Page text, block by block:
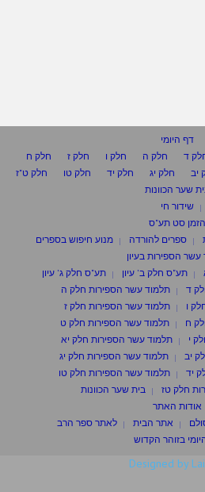
דף היומי
ד חלק ה חלק ו חלק ז
חלק ח
יב חלק יג חלק יד חלק טו
חלק ט"ז
שער הכוונות
שידור חי
הזמן סט תע"ס
ספרים להורדה
מנוע חיפוש בספרים
עשר הספירות בעיון
תע"ס חלק ב' עיון
תע"ס חלק ג' עיון
ד
תלמוד עשר הספירות חלק ה
ו
תלמוד עשר הספירות חלק ז
ח
תלמוד עשר הספירות חלק ט
י
תלמוד עשר הספירות חלק יא
יב
תלמוד עשר הספירות חלק יג
יד
תלמוד עשר הספירות חלק טו
חלק טז
בית שער הכוונות
אודות האתר
אתר הבית
לאתר ספר הרב
בזוהר הקדוש
Designed by